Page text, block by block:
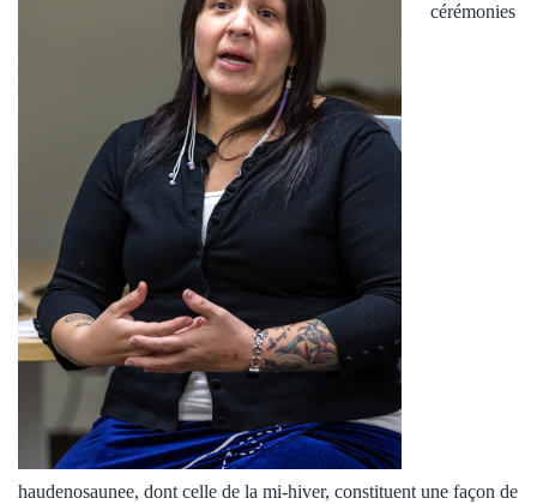
cérémonies
haudenosaunee, dont celle de la mi-hiver, constituent une façon de